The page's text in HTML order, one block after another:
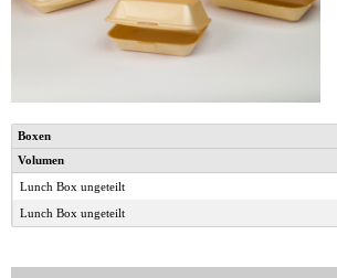
Boxen
Volumen
Lunch Box ungeteilt
Lunch Box ungeteilt